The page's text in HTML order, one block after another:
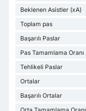
Beklenen Asistler (xA)
Toplam pas
Başarılı Paslar
Pas Tamamlama Oranı
Tehlikeli Paslar
Ortalar
Başarılı Ortalar